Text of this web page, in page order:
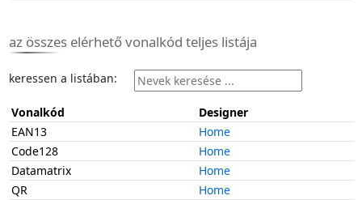
az összes elérhető vonalkód teljes listája
keressen a listában:
Vonalkód
Designer
EAN13
Home
Code128
Home
Datamatrix
Home
QR
Home